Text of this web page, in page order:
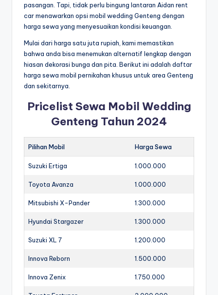
pasangan. Tapi, tidak perlu bingung lantaran Aidan rent
car menawarkan opsi mobil wedding Genteng dengan
harga sewa yang menyesuaikan kondisi keuangan.
Mulai dari harga satu juta rupiah, kami memastikan
bahwa anda bisa menemukan alternatif lengkap dengan
hiasan dekorasi bunga dan pita. Berikut ini adalah daftar
harga sewa mobil pernikahan khusus untuk area Genteng
dan sekitarnya.
Pricelist Sewa Mobil Wedding
Genteng Tahun 2024
Pilihan Mobil Harga Sewa
Suzuki Ertiga 1.000.000
Toyota Avanza 1.000.000
Mitsubishi X-Pander 1.300.000
Hyundai Stargazer 1.300.000
Suzuki XL 7 1.200.000
Innova Reborn 1.500.000
Innova Zenix 1.750.000